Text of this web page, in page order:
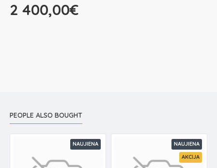
2 400,00€
PEOPLE ALSO BOUGHT
NAUJIENA
NAUJIENA
AKCIJA